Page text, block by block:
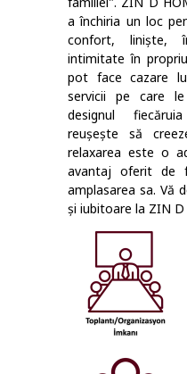
a închiria un loc
confort, liniște,
intimitate în
pot face cazare
servicii pe care
designul
reușește să
relaxarea este o
avantaj oferit de
amplasarea sa. Vă
și iubitoare la ZIN D